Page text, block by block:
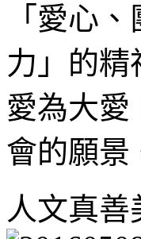
「愛心
力」的精
愛為大愛
會的願景
人文真